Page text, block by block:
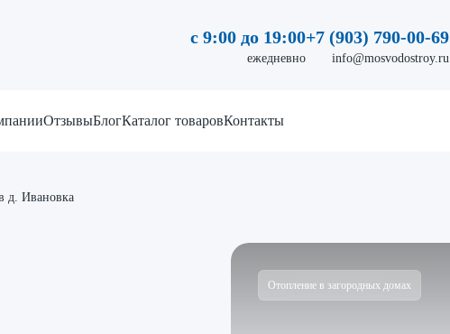
с 9:00 до 19:00
ежедневно
+7 (903) 790-00-69
info@mosvodostroy.ru
ОтзывыБлогКаталог товаровКонтакты
д. Ивановка
Отопление в загородных домах